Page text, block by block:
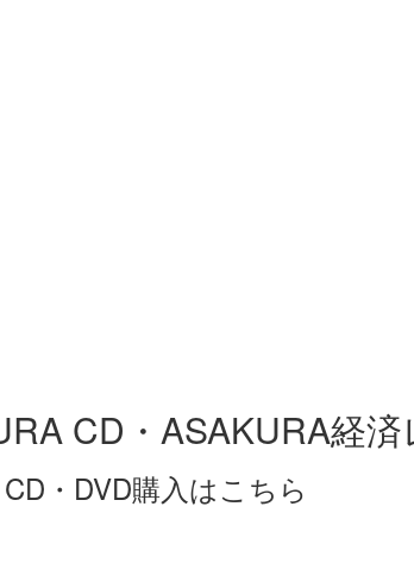
CD・ASAKURA経
・DVD購入はこちら